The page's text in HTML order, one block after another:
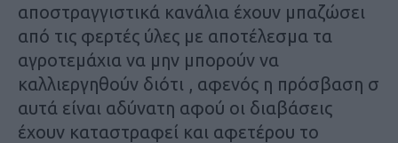
αποστραγγιστικά κανάλια έχουν μπαζώσει
από τις φερτές ύλες με αποτέλεσμα τα
αγροτεμάχια να μην μπορούν να
καλλιεργηθούν διότι , αφενός η πρόσβαση σ
αυτά είναι αδύνατη αφού οι διαβάσεις
έχουν καταστραφεί και αφετέρου το